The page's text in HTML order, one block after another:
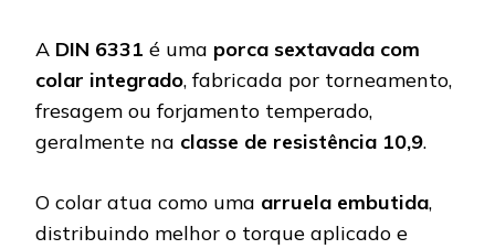
A DIN 6331 é uma porca sextavada com
colar integrado, fabricada por torneamento,
fresagem ou forjamento temperado,
geralmente na classe de resistência 10,9.
O colar atua como uma arruela embutida,
distribuindo melhor o torque aplicado e